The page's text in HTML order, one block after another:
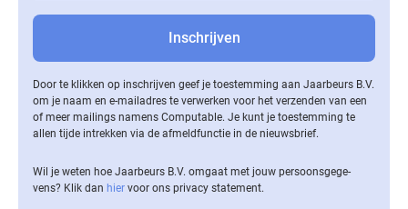
Door te klikken op inschrijven geef je toestemming aan Jaarbeurs B.V.
om je naam en e-mailadres te verwerken voor het verzenden van een
of meer mailings namens Computable. Je kunt je toestemming te
allen tijde intrekken via de af­meld­func­tie in de nieuwsbrief.
Wil je weten hoe Jaarbeurs B.V. omgaat met jouw per­soons­ge­ge­
vens? Klik dan hier voor ons privacy statement.